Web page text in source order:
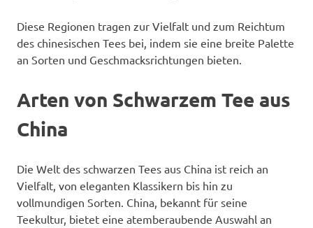
Diese Regionen tragen zur Vielfalt und zum Reichtum
des chinesischen Tees bei, indem sie eine breite Palette
an Sorten und Geschmacksrichtungen bieten.
Arten von Schwarzem Tee aus
China
Die Welt des schwarzen Tees aus China ist reich an
Vielfalt, von eleganten Klassikern bis hin zu
vollmundigen Sorten. China, bekannt für seine
Teekultur, bietet eine atemberaubende Auswahl an